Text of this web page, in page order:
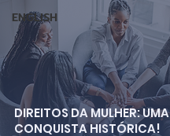
ENGLISH
DIREITOS DA MULHER: UMA
CONQUISTA HISTÓRICA!